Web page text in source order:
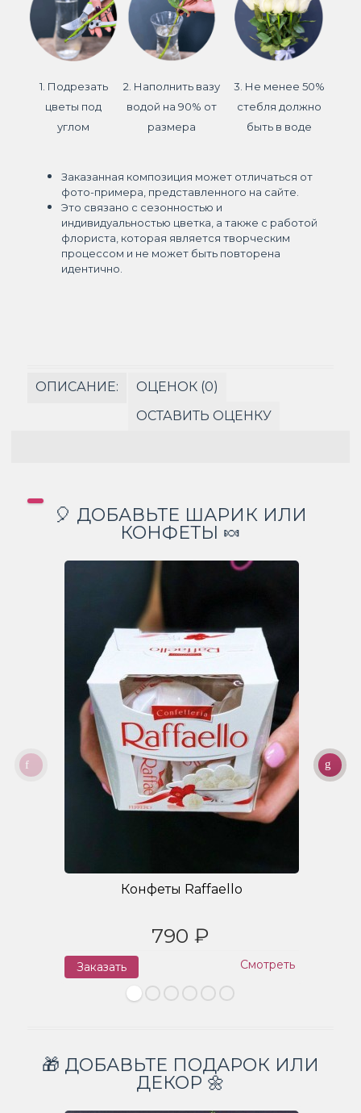
1. Подрезать
цветы под
углом
2. Наполнить вазу
водой на 90% от
размера
3. Не менее 50%
стебля должно
быть в воде
Заказанная композиция может отличаться от
фото-примера, представленного на сайте.
Это связано с сезонностью и
индивидуальностью цветка, а также с работой
флориста, которая является творческим
процессом и не может быть повторена
идентично.
ОПИСАНИЕ:
ОЦЕНОК (0)
ОСТАВИТЬ ОЦЕНКУ
🎈 ДОБАВЬТЕ ШАРИК ИЛИ
КОНФЕТЫ 🍬
Конфеты Raffaello
790 ₽
Заказать Смотреть
🎁 ДОБАВЬТЕ ПОДАРОК ИЛИ
ДЕКОР 🌼